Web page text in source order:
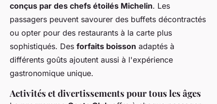
conçus par des chefs étoilés Michelin. Les
passagers peuvent savourer des buffets décontractés
ou opter pour des restaurants à la carte plus
sophistiqués. Des forfaits boisson adaptés à
différents goûts ajoutent aussi à l'expérience
gastronomique unique.
Activités et divertissements pour tous les âges